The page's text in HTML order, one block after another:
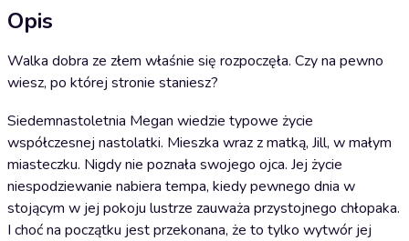
Opis
Walka dobra ze złem właśnie się rozpoczęła. Czy na pewno
wiesz, po której stronie staniesz?
Siedemnastoletnia Megan wiedzie typowe życie
współczesnej nastolatki. Mieszka wraz z matką, Jill, w małym
miasteczku. Nigdy nie poznała swojego ojca. Jej życie
niespodziewanie nabiera tempa, kiedy pewnego dnia w
stojącym w jej pokoju lustrze zauważa przystojnego chłopaka.
I choć na początku jest przekonana, że to tylko wytwór jej